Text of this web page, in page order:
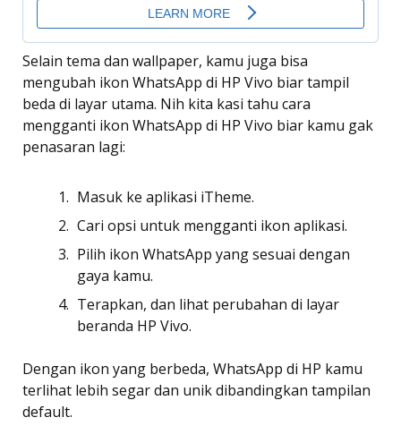
Selain tema dan wallpaper, kamu juga bisa
mengubah ikon WhatsApp di HP Vivo biar tampil
beda di layar utama. Nih kita kasi tahu cara
mengganti ikon WhatsApp di HP Vivo biar kamu gak
penasaran lagi:
Masuk ke aplikasi iTheme.
Cari opsi untuk mengganti ikon aplikasi.
Pilih ikon WhatsApp yang sesuai dengan
gaya kamu.
Terapkan, dan lihat perubahan di layar
beranda HP Vivo.
Dengan ikon yang berbeda, WhatsApp di HP kamu
terlihat lebih segar dan unik dibandingkan tampilan
default.